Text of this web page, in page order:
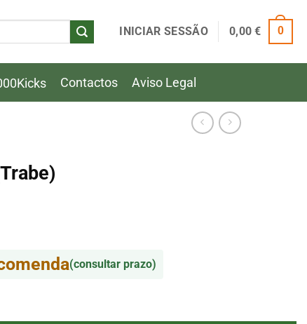
INICIAR SESSÃO 0,00€ 0
Contactos Aviso Legal
(consultar prazo)